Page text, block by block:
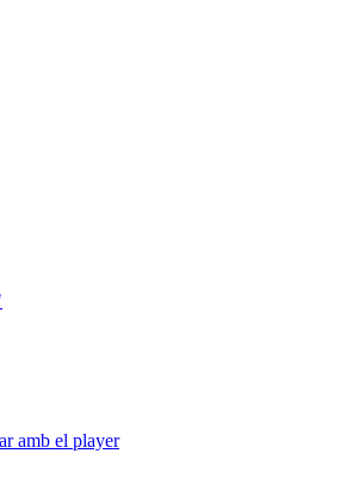
amb el player